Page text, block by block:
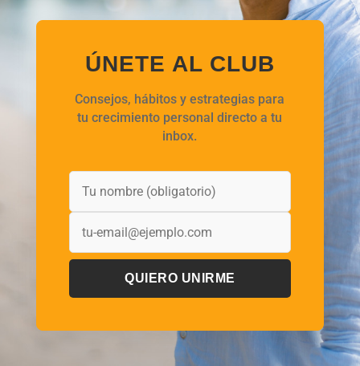
ÚNETE AL CLUB
Consejos, hábitos y estrategias para
tu crecimiento personal directo a tu
inbox.
QUIERO UNIRME